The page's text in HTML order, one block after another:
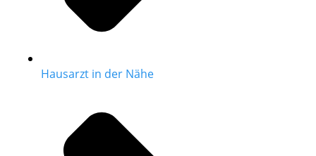
Hausarzt in der Nähe